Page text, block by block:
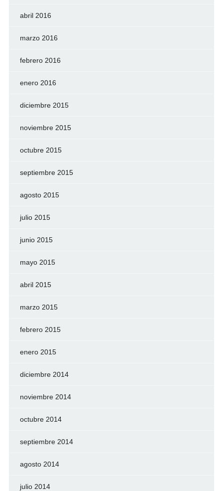
abril 2016
marzo 2016
febrero 2016
enero 2016
diciembre 2015
noviembre 2015
octubre 2015
septiembre 2015
agosto 2015
julio 2015
junio 2015
mayo 2015
abril 2015
marzo 2015
febrero 2015
enero 2015
diciembre 2014
noviembre 2014
octubre 2014
septiembre 2014
agosto 2014
julio 2014